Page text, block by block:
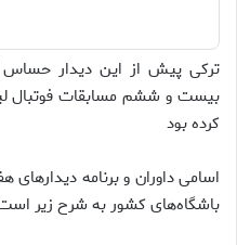
ترکی پیش از این دیدار حساس
بیست و ششم مسابقات فوتبال
کرده بود
اسامی داوران و برنامه
باشگاه‌های کشور به شرح زیر